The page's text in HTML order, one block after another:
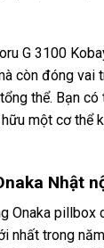
G 3100
còn đóng vai
thể. Bạn
một cơ thể
Nhật
Onaka pillbox
nhất trong